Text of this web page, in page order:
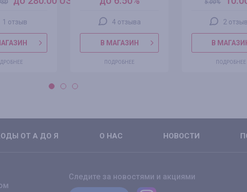
1 отзыв 4 отзыва
В МАГАЗИН
ПОДРОБНЕЕ
5.00%
2
В
ПОДРОБНЕЕ
ОТ А ДО Я О НАС НОВОСТИ
Следите за новостями и акциями